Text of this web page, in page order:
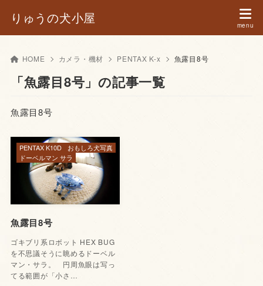
りゅうの犬小屋
HOME カメラ・機材 PENTAX K-x 魚露目8号
「魚露目8号」の記事一覧
魚露目8号
魚露目8号
ゴキブリ系ロボット HEX BUG
を不思議そうに眺めるドーベル
マン・サラ。 円周魚眼は写っ
てる範囲が「小さ…
PENTAX K10D
おもしろ犬写真
ドーベルマン サラ